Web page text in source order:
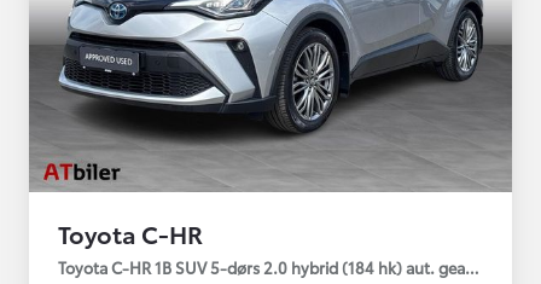
Toyota C-HR
Toyota C-HR 1B SUV 5-dørs 2.0 hybrid (184 hk) aut. gear C-HIC